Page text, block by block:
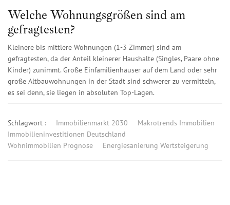
Welche Wohnungsgrößen sind am
gefragtesten?
Kleinere bis mittlere Wohnungen (1-3 Zimmer) sind am
gefragtesten, da der Anteil kleinerer Haushalte (Singles, Paare ohne
Kinder) zunimmt. Große Einfamilienhäuser auf dem Land oder sehr
große Altbauwohnungen in der Stadt sind schwerer zu vermitteln,
es sei denn, sie liegen in absoluten Top-Lagen.
Schlagwort : Immobilienmarkt 2030
Makrotrends Immobilien
Immobilieninvestitionen Deutschland
Wohnimmobilien Prognose
Energiesanierung Wertsteigerung